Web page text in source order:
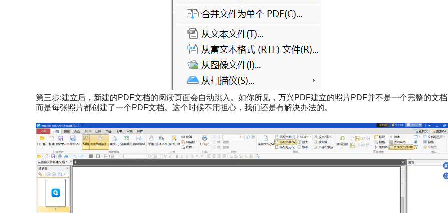
第三步:建立后，新建的PDF文档的阅读页面会自动跳入。如你所见，万兴PDF建立的照片PDF并不是一个完整的文
而是每张照片都创建了一个PDF文档。这个时候不用担心，我们还是有解决办法的。